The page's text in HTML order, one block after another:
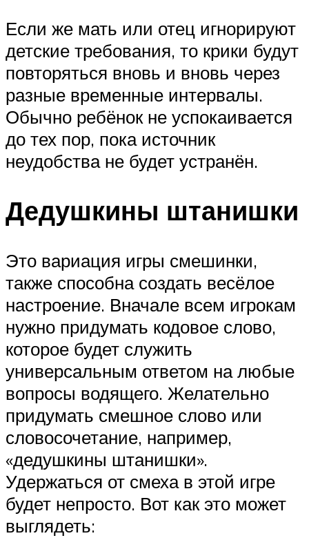
Если же мать или отец игнорируют
детские требования, то крики будут
повторяться вновь и вновь через
разные временные интервалы.
Обычно ребёнок не успокаивается
до тех пор, пока источник
неудобства не будет устранён.
Дедушкины штанишки
Это вариация игры смешинки,
также способна создать весёлое
настроение. Вначале всем игрокам
нужно придумать кодовое слово,
которое будет служить
универсальным ответом на любые
вопросы водящего. Желательно
придумать смешное слово или
словосочетание, например,
«дедушкины штанишки».
Удержаться от смеха в этой игре
будет непросто. Вот как это может
выглядеть: